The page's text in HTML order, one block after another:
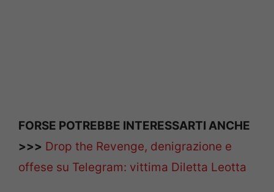
FORSE POTREBBE INTERESSARTI ANCHE
>>> Drop the Revenge, denigrazione e
offese su Telegram: vittima Diletta Leotta